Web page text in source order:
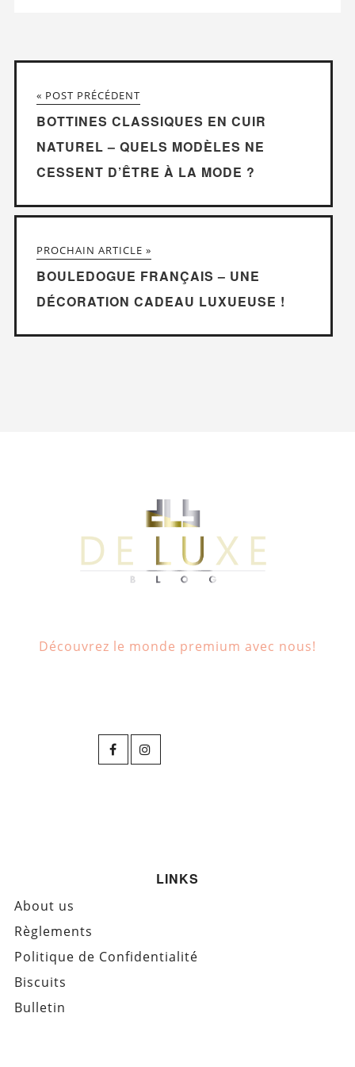
« POST PRÉCÉDENT
BOTTINES CLASSIQUES EN CUIR
NATUREL – QUELS MODÈLES NE
CESSENT D’ÊTRE À LA MODE ?
PROCHAIN ARTICLE »
BOULEDOGUE FRANÇAIS – UNE
DÉCORATION CADEAU LUXUEUSE !
Découvrez le monde premium avec nous!
LINKS
About us
Règlements
Politique de Confidentialité
Biscuits
Bulletin